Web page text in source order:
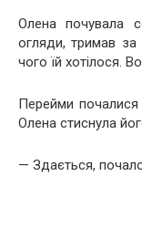
Олена почувала
огляди, тримав за
чого їй хотілося.
Перейми
Олена стиснула
— Здається,